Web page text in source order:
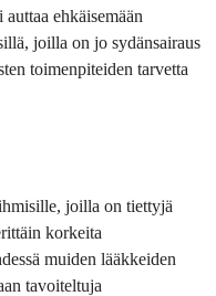
ehkäisemään
joilla on jo sydänsairaus
toimenpiteiden tarvetta
joilla on tiettyjä
korkeita
muiden lääkkeiden
tavoiteltuja